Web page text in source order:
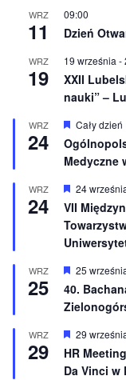
n
o
e
WRZ
11
09:00
Dzień
WRZ
19
19 września -
XXII
nauki” –
WRZ
24
W
r
ó
n
i
o
n
e
Cały dzień
Medyczne
WRZ
24
W
y
r
ó
ż
n
i
o
n
e
24
VII
WRZ
25
W
r
ó
n
i
o
n
25
40.
WRZ
29
W
y
r
ó
29
HR
Da Vinci w